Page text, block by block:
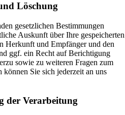
Löschung
gesetzlichen Bestimmungen
Auskunft über Ihre gespeicherten
Herkunft und Empfänger und den
ggf. ein Recht auf Berichtigung
sowie zu weiteren Fragen zum
können Sie sich jederzeit an uns
der Verarbeitung